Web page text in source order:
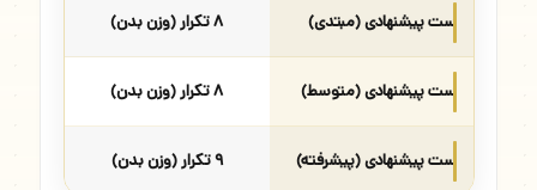
ست پیشنهادی (مبتدی) ۸ تکرار (وزن بدن)
ست پیشنهادی (متوسط) ۸ تکرار (وزن بدن)
ست پیشنهادی (پیشرفته) ۹ تکرار (وزن بدن)